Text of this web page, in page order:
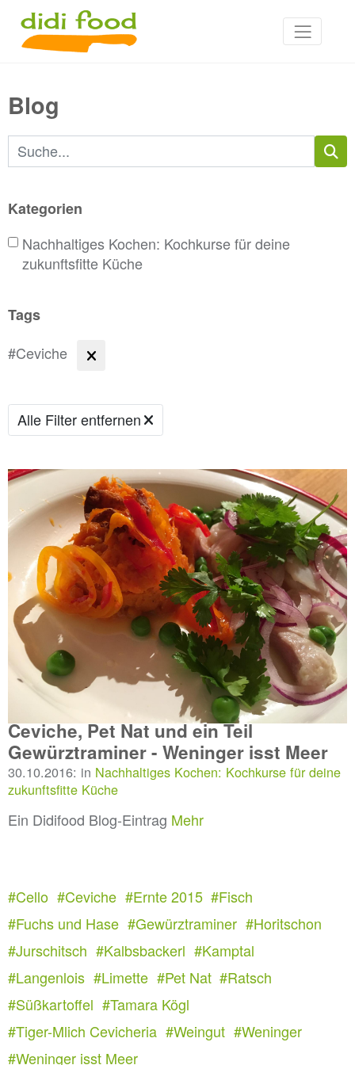
Blog
Suchbegriffe
Kategorien
Nachhaltiges Kochen: Kochkurse für deine
zukunftsfitte Küche
Tags
#Ceviche
Alle Filter entfernen
Ceviche, Pet Nat und ein Teil
Gewürztraminer - Weninger isst Meer
30.10.2016: in Nachhaltiges Kochen: Kochkurse für deine
zukunftsfitte Küche
Ein Didifood Blog-Eintrag Mehr
#Cello #Ceviche #Ernte 2015 #Fisch
#Fuchs und Hase #Gewürztraminer #Horitschon
#Jurschitsch #Kalbsbackerl #Kamptal
#Langenlois #Limette #Pet Nat #Ratsch
#Süßkartoffel #Tamara Kögl
#Tiger-Mlich Cevicheria #Weingut #Weninger
#Weninger isst Meer